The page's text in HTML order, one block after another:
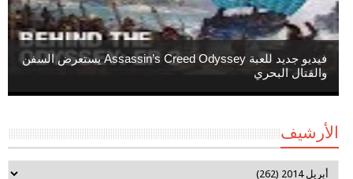
فيديو جديد للعبة Assassin’s Creed Odyssey يستعرض السفن
والقتال البحري
الأرشيف